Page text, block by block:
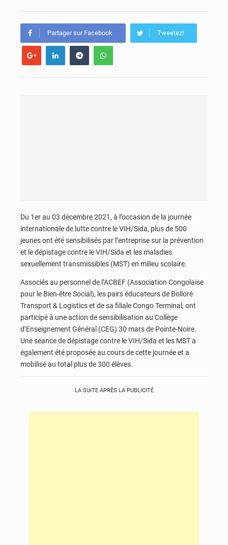
Partager sur Facebook Tweetez!
Du 1er au 03 décembre 2021, à l’occasion de la journée
internationale de lutte contre le VIH/Sida, plus de 500
jeunes ont été sensibilisés par l’entreprise sur la prévention
et le dépistage contre le VIH/Sida et les maladies
sexuellement transmissibles (MST) en milieu scolaire.
Associés au personnel de l’ACBEF (Association Congolaise
pour le Bien-être Social), les pairs éducateurs de Bolloré
Transport & Logistics et de sa filiale Congo Terminal, ont
participé à une action de sensibilisation au Collège
d’Enseignement Général (CEG) 30 mars de Pointe-Noire.
Une séance de dépistage contre le VIH/Sida et les MST a
également été proposée au cours de cette journée et a
mobilisé au total plus de 300 élèves.
LA SUITE APRÈS LA PUBLICITÉ